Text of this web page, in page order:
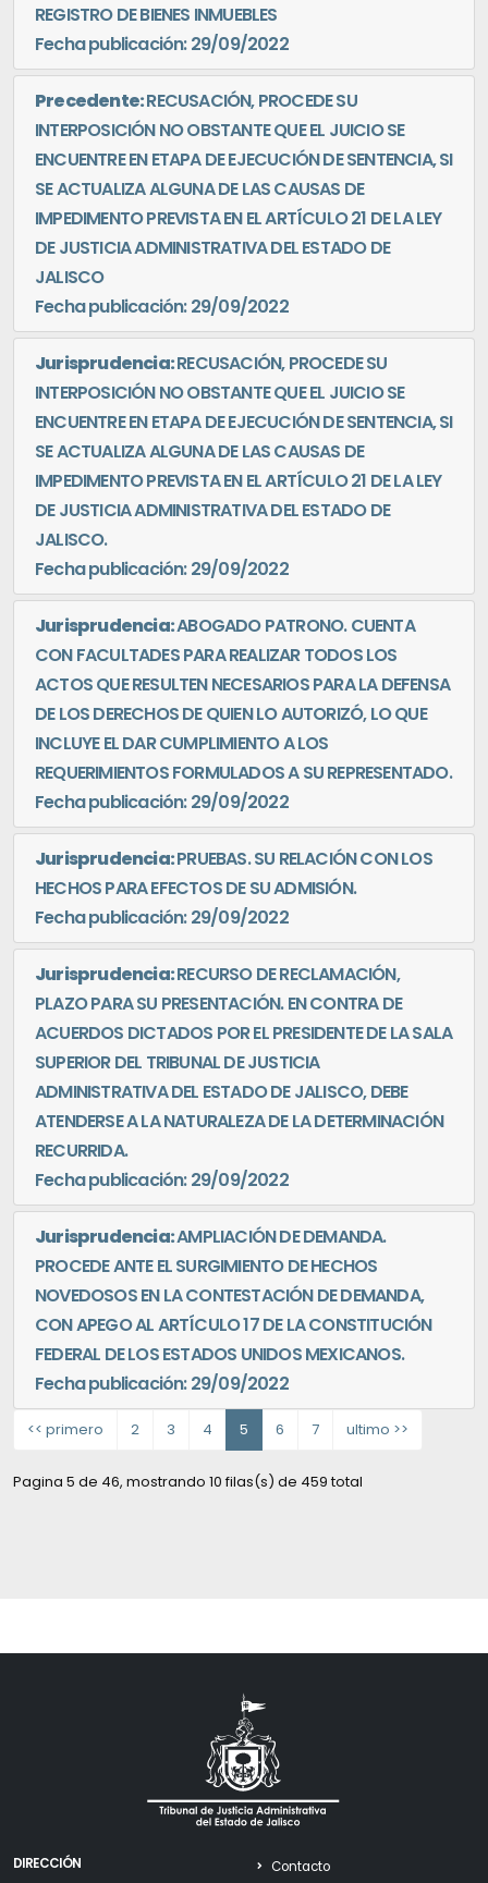
REGISTRO DE BIENES INMUEBLES
Fecha publicación: 29/09/2022
Precedente:RECUSACIÓN, PROCEDE SU
INTERPOSICIÓN NO OBSTANTE QUE EL JUICIO SE
ENCUENTRE EN ETAPA DE EJECUCIÓN DE SENTENCIA, SI
SE ACTUALIZA ALGUNA DE LAS CAUSAS DE
IMPEDIMENTO PREVISTA EN EL ARTÍCULO 21 DE LA LEY
DE JUSTICIA ADMINISTRATIVA DEL ESTADO DE
JALISCO
Fecha publicación: 29/09/2022
Jurisprudencia:RECUSACIÓN, PROCEDE SU
INTERPOSICIÓN NO OBSTANTE QUE EL JUICIO SE
ENCUENTRE EN ETAPA DE EJECUCIÓN DE SENTENCIA, SI
SE ACTUALIZA ALGUNA DE LAS CAUSAS DE
IMPEDIMENTO PREVISTA EN EL ARTÍCULO 21 DE LA LEY
DE JUSTICIA ADMINISTRATIVA DEL ESTADO DE
JALISCO.
Fecha publicación: 29/09/2022
Jurisprudencia:ABOGADO PATRONO. CUENTA
CON FACULTADES PARA REALIZAR TODOS LOS
ACTOS QUE RESULTEN NECESARIOS PARA LA DEFENSA
DE LOS DERECHOS DE QUIEN LO AUTORIZÓ, LO QUE
INCLUYE EL DAR CUMPLIMIENTO A LOS
REQUERIMIENTOS FORMULADOS A SU REPRESENTADO.
Fecha publicación: 29/09/2022
Jurisprudencia:PRUEBAS. SU RELACIÓN CON LOS
HECHOS PARA EFECTOS DE SU ADMISIÓN.
Fecha publicación: 29/09/2022
Jurisprudencia:RECURSO DE RECLAMACIÓN,
PLAZO PARA SU PRESENTACIÓN. EN CONTRA DE
ACUERDOS DICTADOS POR EL PRESIDENTE DE LA SALA
SUPERIOR DEL TRIBUNAL DE JUSTICIA
ADMINISTRATIVA DEL ESTADO DE JALISCO, DEBE
ATENDERSE A LA NATURALEZA DE LA DETERMINACIÓN
RECURRIDA.
Fecha publicación: 29/09/2022
Jurisprudencia:AMPLIACIÓN DE DEMANDA.
PROCEDE ANTE EL SURGIMIENTO DE HECHOS
NOVEDOSOS EN LA CONTESTACIÓN DE DEMANDA,
CON APEGO AL ARTÍCULO 17 DE LA CONSTITUCIÓN
FEDERAL DE LOS ESTADOS UNIDOS MEXICANOS.
Fecha publicación: 29/09/2022
<< primero 2 3 4 5 6 7 ultimo >>
Pagina 5 de 46, mostrando 10 filas(s) de 459 total
DIRECCIÓN Contacto